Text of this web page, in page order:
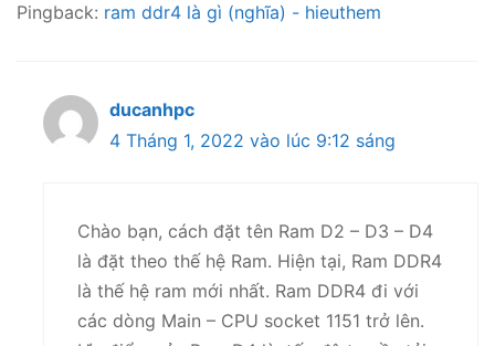
Pingback: ram ddr4 là gì (nghĩa) - hieuthem
ducanhpc
4 Tháng 1, 2022 vào lúc 9:12 sáng
Chào bạn, cách đặt tên Ram D2 – D3 – D4
là đặt theo thế hệ Ram. Hiện tại, Ram DDR4
là thế hệ ram mới nhất. Ram DDR4 đi với
các dòng Main – CPU socket 1151 trở lên.